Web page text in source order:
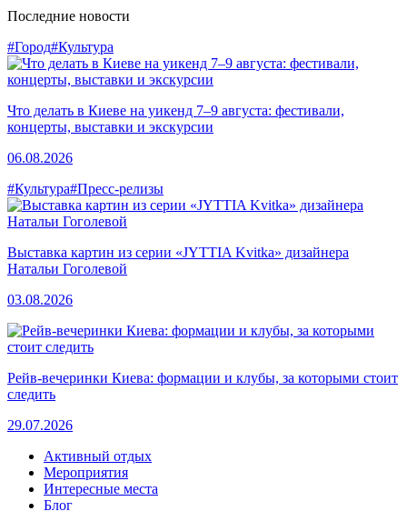
Последние новости
#Город#Культура
Что делать в Киеве на уикенд 7–9 августа: фестивали,
концерты, выставки и экскурсии
06.08.2026
#Культура#Пресс-релизы
Выставка картин из серии «JYTTIA Kvitka» дизайнера
Натальи Гоголевой
03.08.2026
Рейв-вечеринки Киева: формации и клубы, за которыми стоит
следить
29.07.2026
Активный отдых
Мероприятия
Интересные места
Блог